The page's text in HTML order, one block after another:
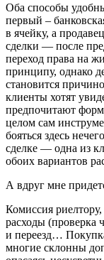
Оба способы
первый –
в ячейку, а
сделки — после
переход права на
принципу, однако
становится
клиенты хотят
предпочитают
целом сам
бояться здесь
сделке — одна из
обоих вариантов
А вдруг мне
Комиссия
расходы (проверка
и переезд…
многие склонны